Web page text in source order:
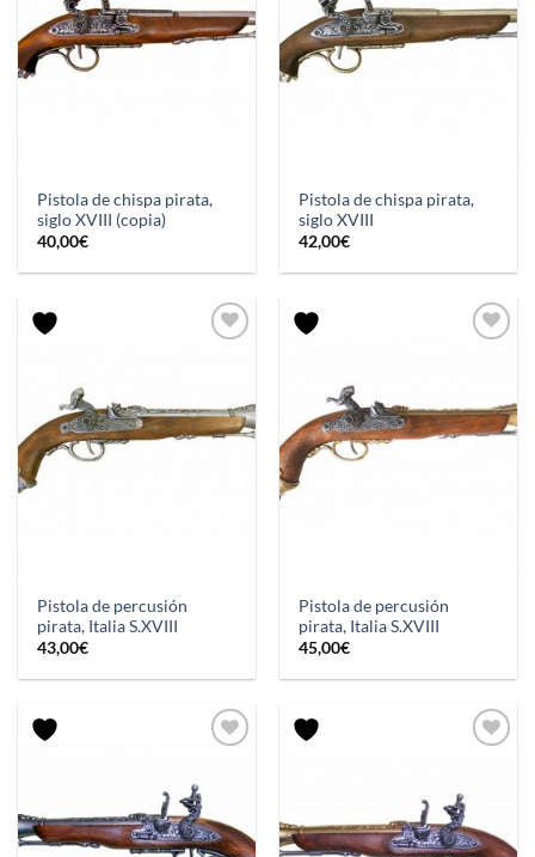
Pistola de chispa pirata,
siglo XVIII (copia)
40,00€
Pistola de chispa pirata,
siglo XVIII
42,00€
Pistola de percusión
pirata, Italia S.XVIII
43,00€
Pistola de percusión
pirata, Italia S.XVIII
45,00€